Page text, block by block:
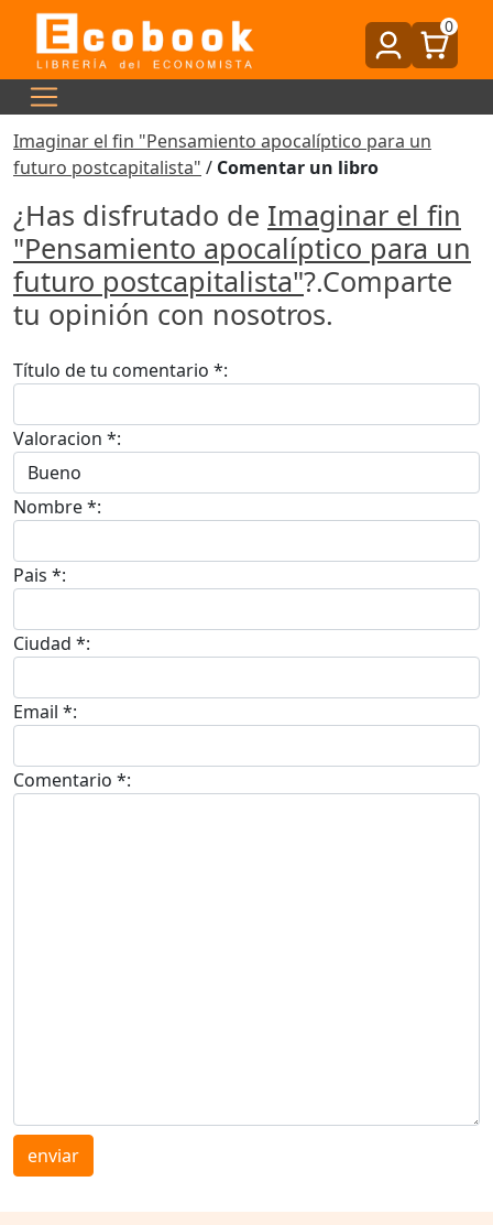
0
Imaginar el fin "Pensamiento apocalíptico para un
futuro postcapitalista" / Comentar un libro
¿Has disfrutado de Imaginar el fin
"Pensamiento apocalíptico para un
futuro postcapitalista"?.Comparte
tu opinión con nosotros.
Título de tu comentario *:
Valoracion *:
Nombre *:
Pais *:
Ciudad *:
Email *:
Comentario *:
enviar